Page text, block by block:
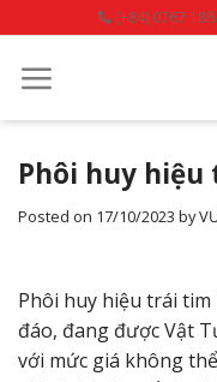
to
content
(+84) 0767
Phôi huy
Posted on 17/10/2023 by
Phôi huy hiệu trái
đáo, đang được Vật
với mức giá không